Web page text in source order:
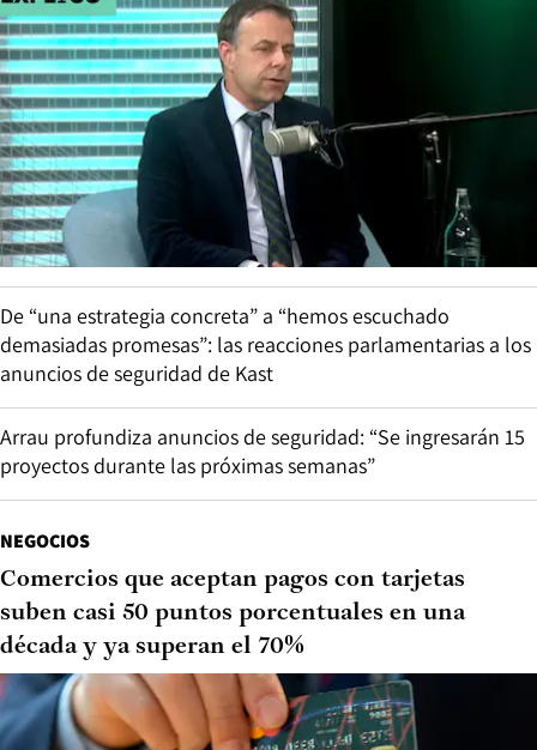
De “una estrategia concreta” a “hemos escuchado
demasiadas promesas”: las reacciones parlamentarias a los
anuncios de seguridad de Kast
Arrau profundiza anuncios de seguridad: “Se ingresarán 15
proyectos durante las próximas semanas”
NEGOCIOS
Comercios que aceptan pagos con tarjetas
suben casi 50 puntos porcentuales en una
década y ya superan el 70%